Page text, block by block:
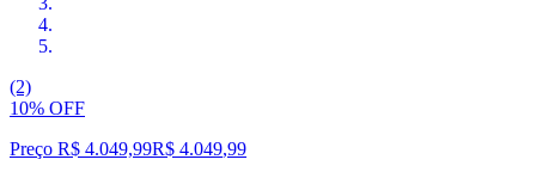
(2)
10% OFF
Preço R$ 4.049,99R$ 4.049,99